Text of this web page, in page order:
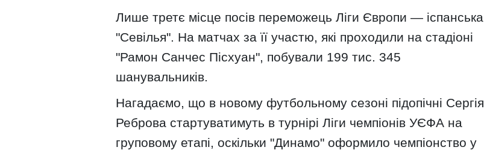
Лише третє місце посів переможець Ліги Європи — іспанська
"Севілья". На матчах за її участю, які проходили на стадіоні
"Рамон Санчес Пісхуан", побували 199 тис. 345
шанувальників.
Нагадаємо, що в новому футбольному сезоні підопічні Сергія
Реброва стартуватимуть в турнірі Ліги чемпіонів УЄФА на
груповому етапі, оскільки "Динамо" оформило чемпіонство у